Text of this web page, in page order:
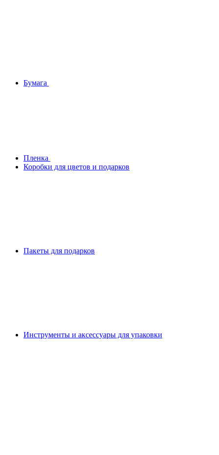
Бумага
Плeнка
Коробки для цветов и подарков
Пакеты для подарков
Инструменты и аксессуары для упаковки